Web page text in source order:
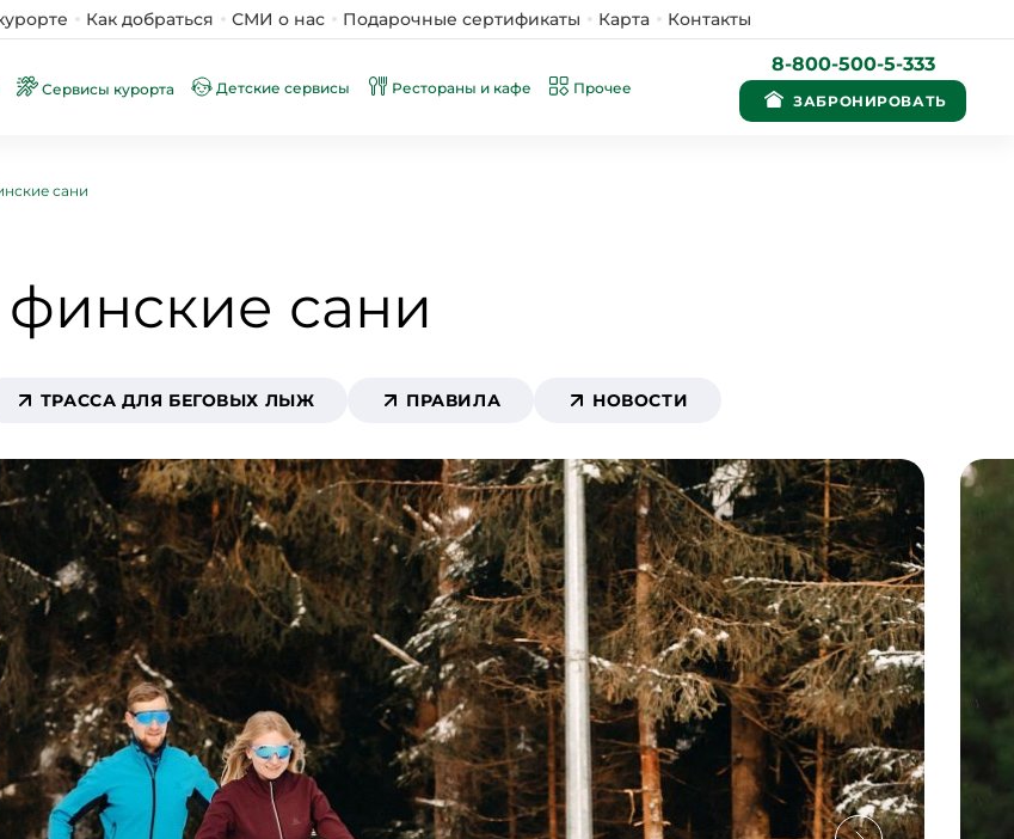
Как добраться СМИ о нас Подарочные сертификаты Карта Контакты
Сервисы курорта Детские сервисы Рестораны и кафе Прочее
8-800-500-5-333
ЗАБРОНИРОВАТЬ
сани
сани
ТРАССА ДЛЯ БЕГОВЫХ ЛЫЖ ПРАВИЛА НОВОСТИ